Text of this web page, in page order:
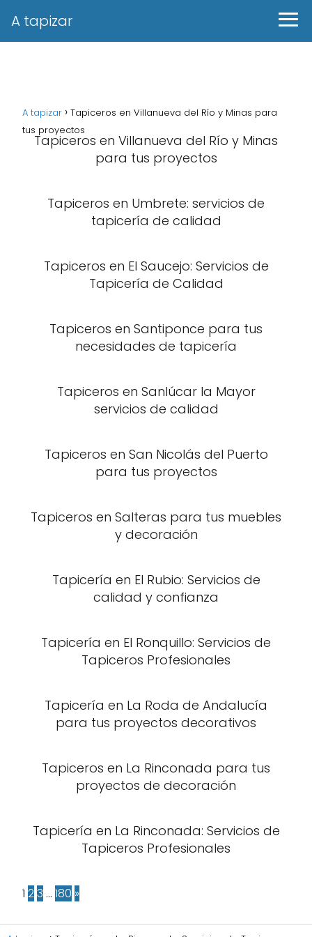
A tapizar
A tapizar
Tapiceros en Villanueva del Río y Minas para
tus proyectos
Tapiceros en Villanueva del Río y Minas
para tus proyectos
Tapiceros en Umbrete: servicios de
tapicería de calidad
Tapiceros en El Saucejo: Servicios de
Tapicería de Calidad
Tapiceros en Santiponce para tus
necesidades de tapicería
Tapiceros en Sanlúcar la Mayor
servicios de calidad
Tapiceros en San Nicolás del Puerto
para tus proyectos
Tapiceros en Salteras para tus muebles
y decoración
Tapicería en El Rubio: Servicios de
calidad y confianza
Tapicería en El Ronquillo: Servicios de
Tapiceros Profesionales
Tapicería en La Roda de Andalucía
para tus proyectos decorativos
Tapiceros en La Rinconada para tus
proyectos de decoración
Tapicería en La Rinconada: Servicios de
Tapiceros Profesionales
1 23 … 180 »